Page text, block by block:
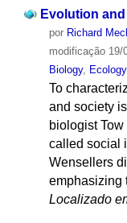
Evolution
por Richard
modificação19/
Biology, Ecology
To
and society
biologist
called social
Wensellers
emphasizing
Localizado